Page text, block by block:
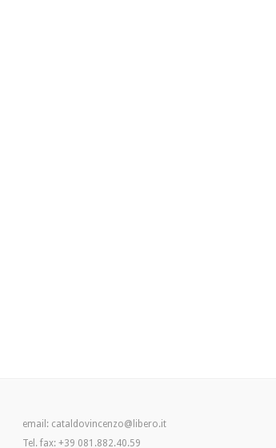
email: cataldovincenzo@libero.it
Tel. fax: +39 081.882.40.59